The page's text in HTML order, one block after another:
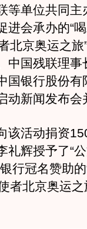
等单位共同主
进会承办的“
京奥运之旅
中国残联理事
国银行股份有
动新闻发布会
活动捐资
礼辉授予了“
行冠名赞助
北京奥运之